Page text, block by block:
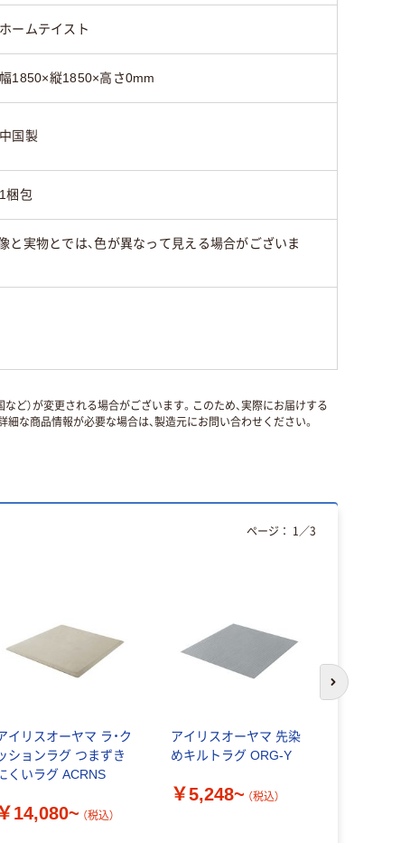
ホームテイスト
幅1850×縦1850×高さ0mm
中国製
1梱包
と実物とでは、色が異なって見える場合がございま
ど）が変更される場合がございます。このため、実際にお届けする
な商品情報が必要な場合は、製造元にお問い合わせください。
イリスオーヤマ ラ・ク
ションラグ つまずき
くいラグ ACRNS
14,080~ （税込）
アイリスオーヤマ 先染
めキルトラグ ORG-Y
￥5,248~ （税込）
ページ： 1 ／3
次のスライド